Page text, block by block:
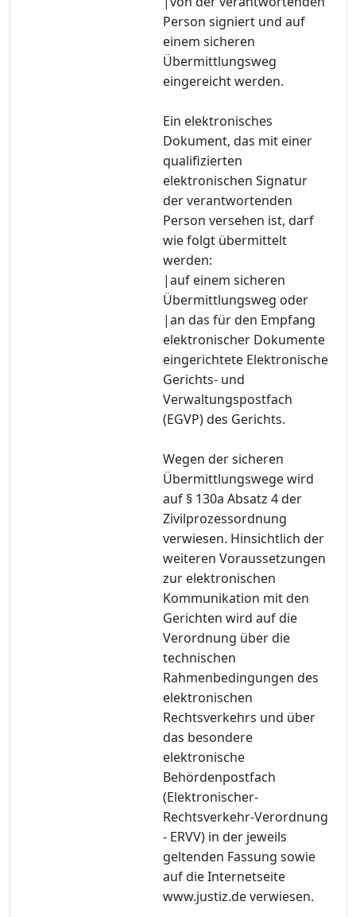
Person signiert und auf
einem sicheren
Übermittlungsweg
eingereicht werden.
Ein elektronisches
Dokument, das mit einer
qualifizierten
elektronischen Signatur
der verantwortenden
Person versehen ist, darf
wie folgt übermittelt
werden:
|auf einem sicheren
Übermittlungsweg oder
|an das für den Empfang
elektronischer Dokumente
eingerichtete Elektronische
Gerichts- und
Verwaltungspostfach
(EGVP) des Gerichts.
Wegen der sicheren
Übermittlungswege wird
auf § 130a Absatz 4 der
Zivilprozessordnung
verwiesen. Hinsichtlich der
weiteren Voraussetzungen
zur elektronischen
Kommunikation mit den
Gerichten wird auf die
Verordnung über die
technischen
Rahmenbedingungen des
elektronischen
Rechtsverkehrs und über
das besondere
elektronische
Behördenpostfach
(Elektronischer-
Rechtsverkehr-Verordnung
- ERVV) in der jeweils
geltenden Fassung sowie
auf die Internetseite
www.justiz.de verwiesen.